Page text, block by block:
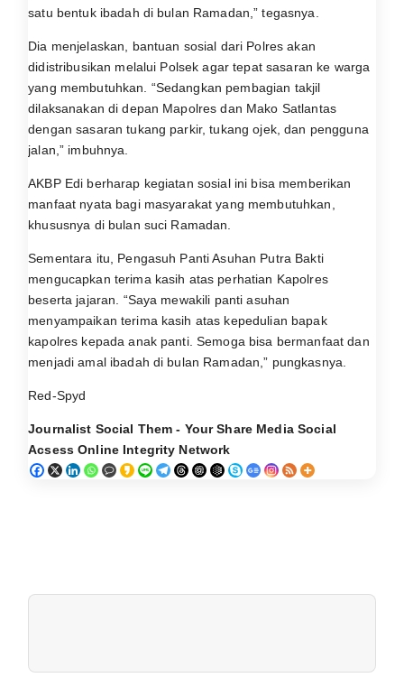
satu bentuk ibadah di bulan Ramadan,” tegasnya.
Dia menjelaskan, bantuan sosial dari Polres akan
didistribusikan melalui Polsek agar tepat sasaran ke warga
yang membutuhkan. “Sedangkan pembagian takjil
dilaksanakan di depan Mapolres dan Mako Satlantas
dengan sasaran tukang parkir, tukang ojek, dan pengguna
jalan,” imbuhnya.
AKBP Edi berharap kegiatan sosial ini bisa memberikan
manfaat nyata bagi masyarakat yang membutuhkan,
khususnya di bulan suci Ramadan.
Sementara itu, Pengasuh Panti Asuhan Putra Bakti
mengucapkan terima kasih atas perhatian Kapolres
beserta jajaran. “Saya mewakili panti asuhan
menyampaikan terima kasih atas kepedulian bapak
kapolres kepada anak panti. Semoga bisa bermanfaat dan
menjadi amal ibadah di bulan Ramadan,” pungkasnya.
Red-Spyd
Journalist Social Them - Your Share Media Social
Acsess Online Integrity Network